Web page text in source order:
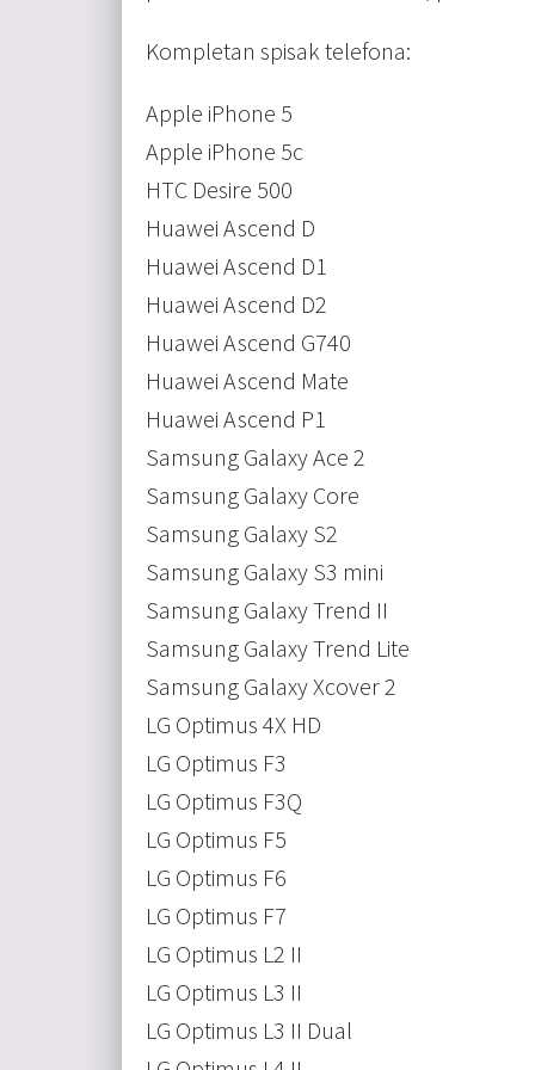
Kompletan spisak telefona:
Apple iPhone 5
Apple iPhone 5c
HTC Desire 500
Huawei Ascend D
Huawei Ascend D1
Huawei Ascend D2
Huawei Ascend G740
Huawei Ascend Mate
Huawei Ascend P1
Samsung Galaxy Ace 2
Samsung Galaxy Core
Samsung Galaxy S2
Samsung Galaxy S3 mini
Samsung Galaxy Trend II
Samsung Galaxy Trend Lite
Samsung Galaxy Xcover 2
LG Optimus 4X HD
LG Optimus F3
LG Optimus F3Q
LG Optimus F5
LG Optimus F6
LG Optimus F7
LG Optimus L2 II
LG Optimus L3 II
LG Optimus L3 II Dual